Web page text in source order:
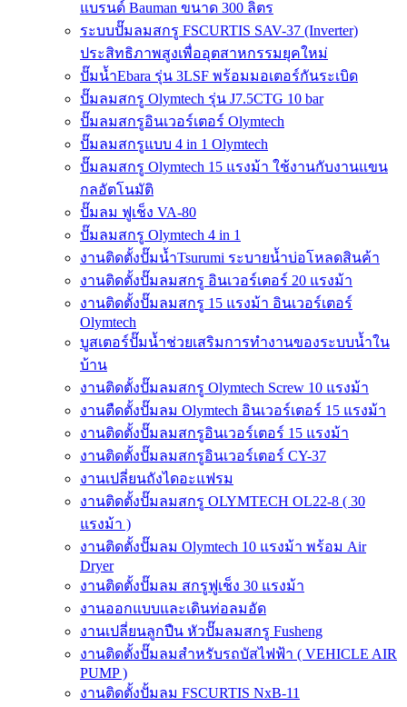
แบรนด์ Bauman ขนาด 300 ลิตร
ระบบปั๊มลมสกรู FSCURTIS SAV-37 (Inverter)
ประสิทธิภาพสูงเพื่ออุตสาหกรรมยุคใหม่
ปั๊มน้ำEbara รุ่น 3LSF พร้อมมอเตอร์กันระเบิด
ปั๊มลมสกรู Olymtech รุ่น J7.5CTG 10 bar
ปั๊มลมสกรูอินเวอร์เตอร์ Olymtech
ปั๊มลมสกรูแบบ 4 in 1 Olymtech
ปั๊มลมสกรู Olymtech 15 แรงม้า ใช้งานกับงานแขน
กลอัตโนมัติ
ปั๊มลม ฟูเช็ง VA-80
ปั๊มลมสกรู Olymtech 4 in 1
งานติดตั้งปั๊มน้ำTsurumi ระบายน้ำบ่อโหลดสินค้า
งานติดตั้งปั๊มลมสกรู อินเวอร์เตอร์ 20 แรงม้า
งานติดตั้งปั๊มลมสกรู 15 แรงม้า อินเวอร์เตอร์
Olymtech
บูสเตอร์ปั๊มน้ำช่วยเสริมการทำงานของระบบน้ำใน
บ้าน
งานติดตั้งปั๊มลมสกรู Olymtech Screw 10 แรงม้า
งานตืดตั้งปั๊มลม Olymtech อินเวอร์เตอร์ 15 แรงม้า
งานติดตั้งปั๊มลมสกรูอินเวอร์เตอร์ 15 แรงม้า
งานติดตั้งปั๊มลมสกรูอินเวอร์เตอร์ CY-37
งานเปลี่ยนถังไดอะแฟรม
งานติดตั้งปั๊มลมสกรู OLYMTECH OL22-8 ( 30
แรงม้า )
งานติดตั้งปั๊มลม Olymtech 10 แรงม้า พร้อม Air
Dryer
งานติดตั้งปั๊มลม สกรูฟูเช็ง 30 แรงม้า
งานออกแบบและเดินท่อลมอัด
งานเปลี่ยนลูกปืน หัวปั๊มลมสกรู Fusheng
งานติดตั้งปั๊มลมสำหรับรถบัสไฟฟ้า ( VEHICLE AIR
PUMP )
งานติดตั้งปั้มลม FSCURTIS NxB-11